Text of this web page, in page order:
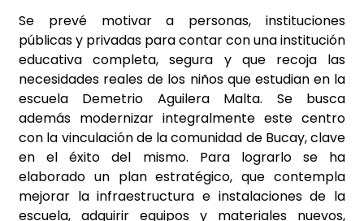
Se prevé motivar a personas, instituciones
públicas y privadas para contar con una institución
educativa completa, segura y que recoja las
necesidades reales de los niños que estudian en la
escuela Demetrio Aguilera Malta. Se busca
además modernizar integralmente este centro
con la vinculación de la comunidad de Bucay, clave
en el éxito del mismo. Para lograrlo se ha
elaborado un plan estratégico, que contempla
mejorar la infraestructura e instalaciones de la
escuela, adquirir equipos y materiales nuevos,